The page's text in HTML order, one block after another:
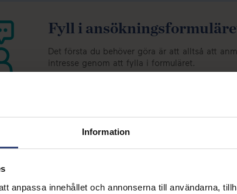
Information
anpassa innehållet och annonserna till användarna,
Fyll i
Det första du behöver göra är att alltså att
intresse genom att fylla i formuläret.
liviospermbank@livio.se.
Du blir uppringd av vår donationskoordinator
igenom processen och din hälsodeklaration.